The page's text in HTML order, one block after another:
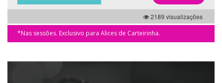
2189 visualizações
*Nas sessões. Exclusivo para Alices de Carteirinha.